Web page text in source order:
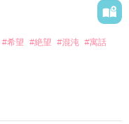
#希望 #絶望 #混沌 #寓話